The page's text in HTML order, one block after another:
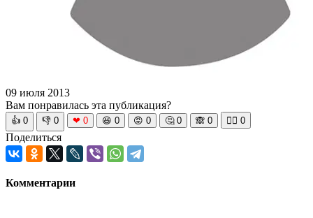
09 июля 2013
Вам понравилась эта публикация?
👍 0 👎 0 ❤ 0 😆 0 😡 0 🤔 0 🙈 0 🧘‍♀️ 0
Поделиться
Комментарии